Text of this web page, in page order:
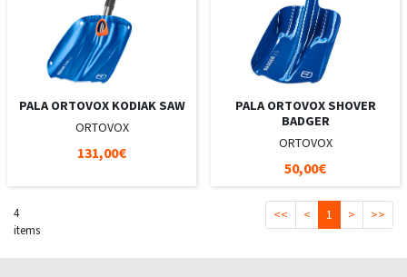
PALA ORTOVOX KODIAK SAW
ORTOVOX
131,00€
PALA ORTOVOX SHOVER
BADGER
ORTOVOX
50,00€
4
items
<< < 1 > >>